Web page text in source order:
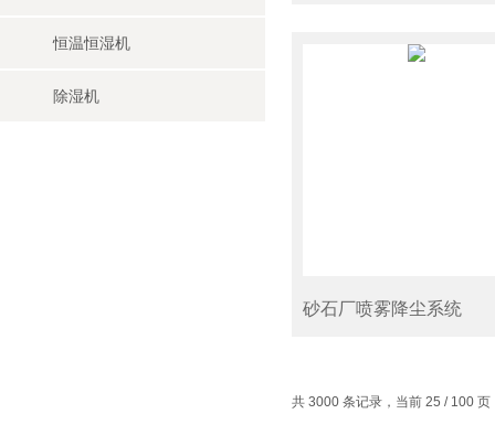
恒温恒湿机
除湿机
砂石厂喷雾降尘系统
共 3000 条记录，当前 25 / 100